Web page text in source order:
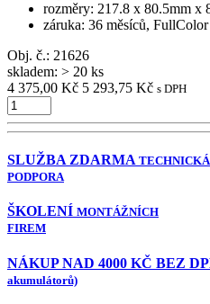
rozměry: 217.8 x 80.5mm x
záruka: 36 měsíců,
Obj. č.: 21626
skladem: > 20 ks
4 375,00 Kč 5 293,75 Kč s DPH
SLUŽBA ZDARMA TECHNICKÁ
PODPORA
ŠKOLENÍ MONTÁŽNÍCH
FIREM
NÁKUP NAD 4000 KČ BEZ
akumulátorů)